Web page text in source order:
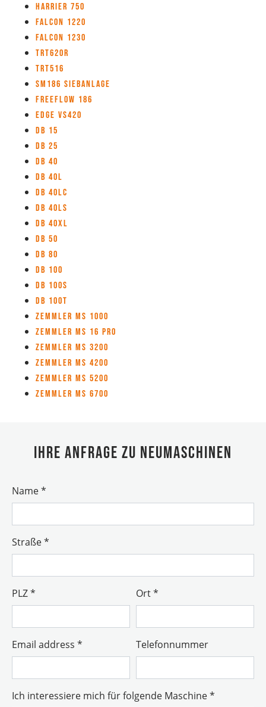
Harrier 750
Falcon 1220
Falcon 1230
TRT620R
TRT516
SM186 Siebanlage
Freeflow 186
Edge VS420
DB 15
DB 25
DB 40
DB 40L
DB 40LC
DB 40LS
DB 40XL
DB 50
DB 80
DB 100
DB 100S
DB 100T
Zemmler MS 1000
Zemmler MS 16 Pro
Zemmler MS 3200
Zemmler MS 4200
Zemmler MS 5200
Zemmler MS 6700
Ihre Anfrage zu Neumaschinen
Name*
Straße*
PLZ* Ort*
Email address * Telefonnummer
Ich interessiere mich für folgende Maschine*